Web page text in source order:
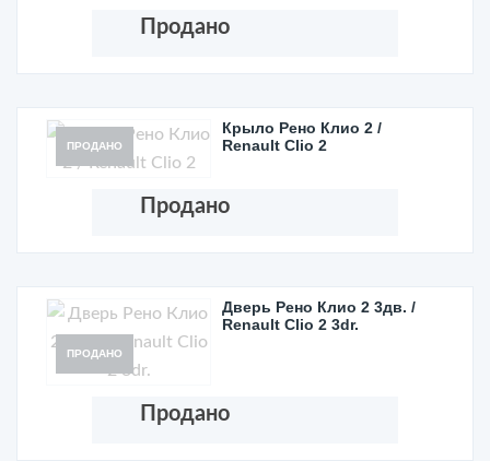
Продано
ПРОДАНО
Крыло Рено Клио 2 /
Renault Clio 2
Продано
ПРОДАНО
Дверь Рено Клио 2 3дв. /
Renault Clio 2 3dr.
Продано